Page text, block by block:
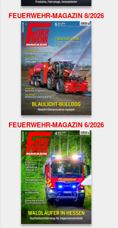
FEUERWEHR-MAGAZIN 8/2026
FEUERWEHR-MAGAZIN 6/2026